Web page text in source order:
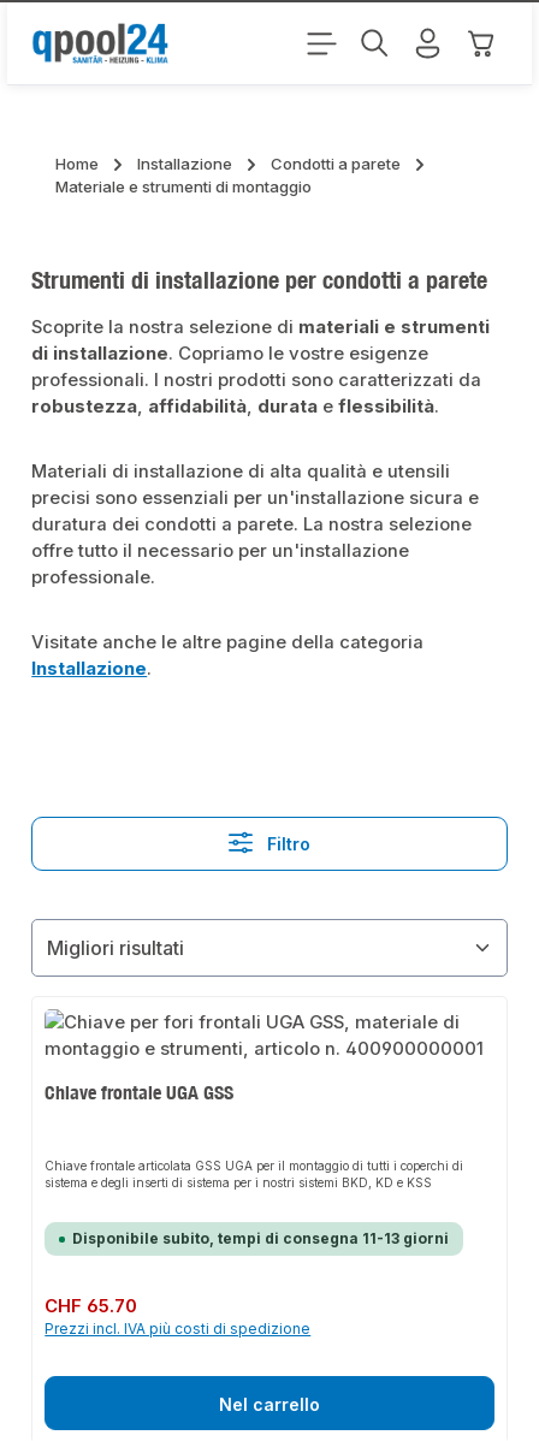
Passa al contenuto principale Il
Home Installazione
Condotti a parete
Materiale e strumenti di montaggio
Strumenti di installazione per condotti a parete
Scoprite la nostra selezione di materiali e strumenti
di installazione. Copriamo le vostre esigenze
professionali. I nostri prodotti sono caratterizzati da
robustezza, affidabilità, durata eflessibilità.
Materiali di installazione di alta qualità e utensili
precisi sono essenziali per un'installazione sicura e
duratura dei condotti a parete. La nostra selezione
offre tutto il necessario per un'installazione
professionale.
Visitate anche le altre pagine della categoria
Installazione.
Filtro
Chiave frontale UGA GSS
Chiave frontale articolata GSS UGA per il montaggio di tutti i coperchi di
sistema e degli inserti di sistema per i nostri sistemi BKD, KD e KSS
Disponibile subito, tempi di consegna 11-13 giorni
Prezzo normale:
CHF 65.70
Prezzi incl. IVA più costi di spedizione
Nel carrello